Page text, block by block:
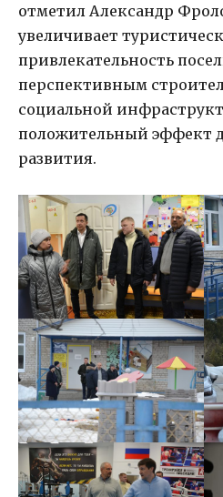
отметил Александр
увеличивает
привлекательность
перспективным
социальной
положительный эффект
развития.